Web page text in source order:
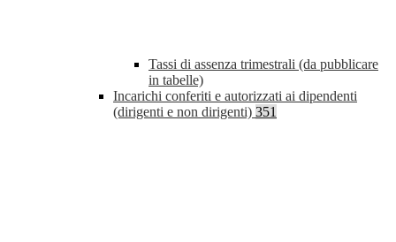
Tassi di assenza trimestrali (da pubblicare
in tabelle)
Incarichi conferiti e autorizzati ai dipendenti
(dirigenti e non dirigenti) 351